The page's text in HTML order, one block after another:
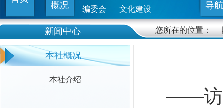
概况
编委会
文化建设
导航
新闻中心 您所在的位置：
本社概况
本社介绍
——访